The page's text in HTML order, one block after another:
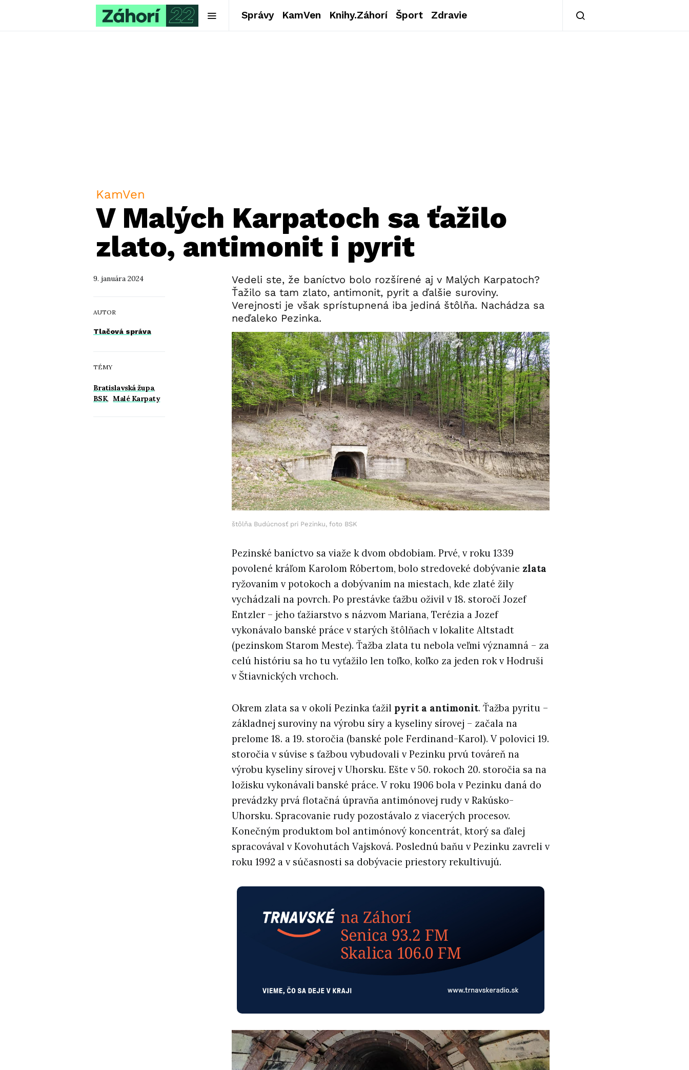
Správy KamVen Knihy.Záhorí Šport Zdravie
KamVen
V Malých Karpatoch sa ťažilo
zlato, antimonit i pyrit
9. januára 2024
AUTOR
Tlačová správa
TÉMY
Bratislavská župa,
BSK, Malé Karpaty
Vedeli ste, že baníctvo bolo rozšírené aj v Malých Karpatoch?
Ťažilo sa tam zlato, antimonit, pyrit a ďalšie suroviny.
Verejnosti je však sprístupnená iba jediná štôlňa. Nachádza sa
neďaleko Pezinka.
štôlňa Budúcnosť pri Pezinku, foto BSK
Pezinské baníctvo sa viaže k dvom obdobiam. Prvé, v roku 1339
povolené kráľom Karolom Róbertom, bolo stredoveké dobývanie zlata
ryžovaním v potokoch a dobývaním na miestach, kde zlaté žily
vychádzali na povrch. Po prestávke ťažbu oživil v 18. storočí Jozef
Entzler – jeho ťažiarstvo s názvom Mariana, Terézia a Jozef
vykonávalo banské práce v starých štôlňach v lokalite Altstadt
(pezinskom Starom Meste). Ťažba zlata tu nebola veľmi významná – za
celú históriu sa ho tu vyťažilo len toľko, koľko za jeden rok v Hodruši
v Štiavnických vrchoch.
Okrem zlata sa v okolí Pezinka ťažil pyrit a antimonit. Ťažba pyritu –
základnej suroviny na výrobu síry a kyseliny sírovej – začala na
prelome 18. a 19. storočia (banské pole Ferdinand-Karol). V polovici 19.
storočia v súvise s ťažbou vybudovali v Pezinku prvú továreň na
výrobu kyseliny sírovej v Uhorsku. Ešte v 50. rokoch 20. storočia sa na
ložisku vykonávali banské práce. V roku 1906 bola v Pezinku daná do
prevádzky prvá flotačná úpravňa antimónovej rudy v Rakúsko-
Uhorsku. Spracovanie rudy pozostávalo z viacerých procesov.
Konečným produktom bol antimónový koncentrát, ktorý sa ďalej
spracovával v Kovohutách Vajsková. Poslednú baňu v Pezinku zavreli v
roku 1992 a v súčasnosti sa dobývacie priestory rekultivujú.